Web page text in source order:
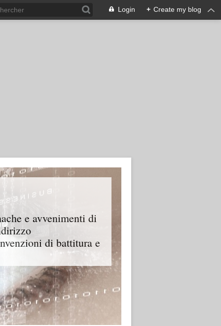
Login + Create my blog
e avvenimenti di
di battitura e